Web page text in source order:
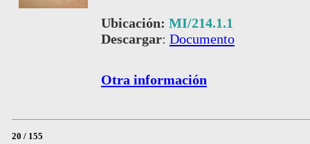
Ubicación: MI/214.1.1
Descargar: Documento
Otra información
20 / 155